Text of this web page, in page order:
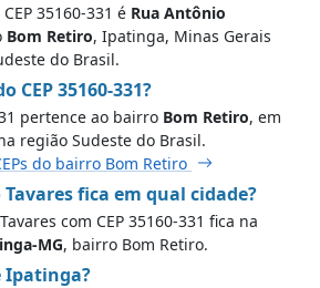
35160-331 é Rua Antônio
Bom Retiro, Ipatinga, Minas Gerais
do Brasil.
CEP 35160-331?
pertence ao bairro Bom Retiro, em
região Sudeste do Brasil.
do bairro Bom Retiro
fica em qual cidade?
com CEP 35160-331 fica na
MG, bairro Bom Retiro.
Ipatinga?